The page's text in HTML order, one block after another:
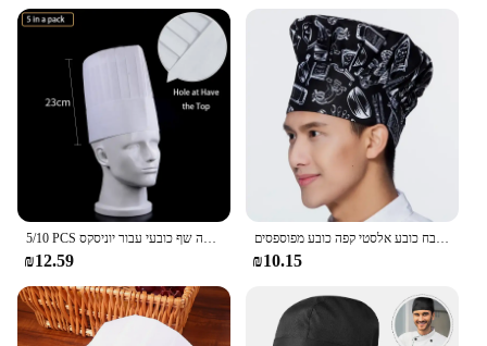
5/10 PCS מסעדת מטבח כובע סושי חנות חד פעמי מזון קייטרינג בישול כובע מלון לא ארוג לנשימה שף כובעי עבור יוניסקס
₪12.59
כובע שף שחור כובע שף כמוסות גברים מתכווננים מטבח כובע אלסטי קפה כובע מפוספסים
₪10.15